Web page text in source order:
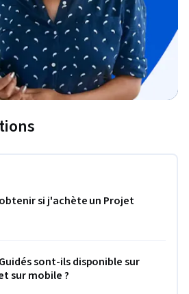
si j'achète un Projet
sont-ils disponible sur
sur mobile ?